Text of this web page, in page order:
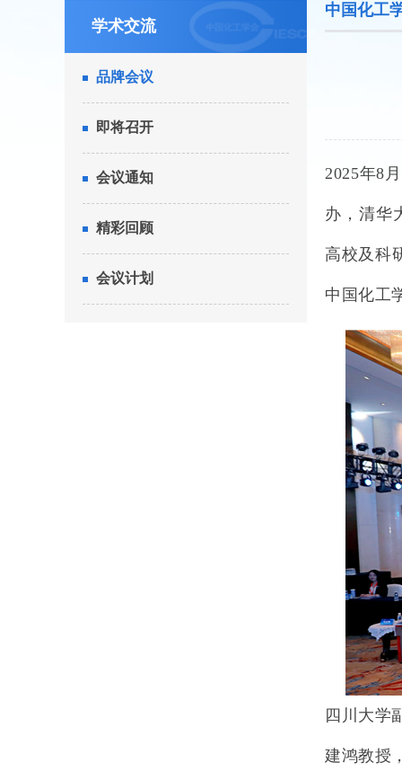
学术交流
品牌会议
即将召开
会议通知
精彩回顾
会议计划
中国化工
2025年8 月
办，清华
高校及科
中国化工
四川大学
建鸿教授